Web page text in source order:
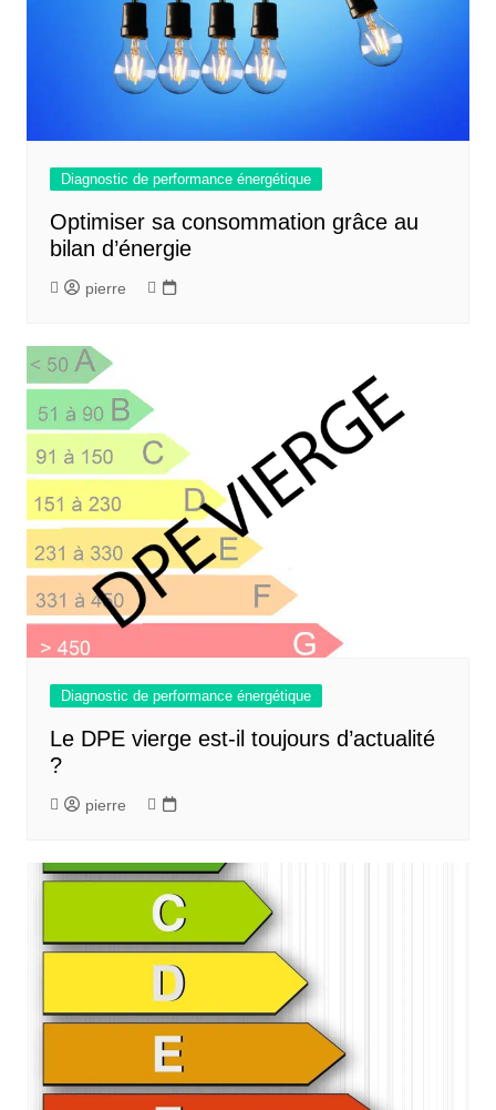
Diagnostic de performance énergétique
Optimiser sa consommation grâce au
bilan d’énergie
pierre
Diagnostic de performance énergétique
Le DPE vierge est-il toujours d’actualité
?
pierre